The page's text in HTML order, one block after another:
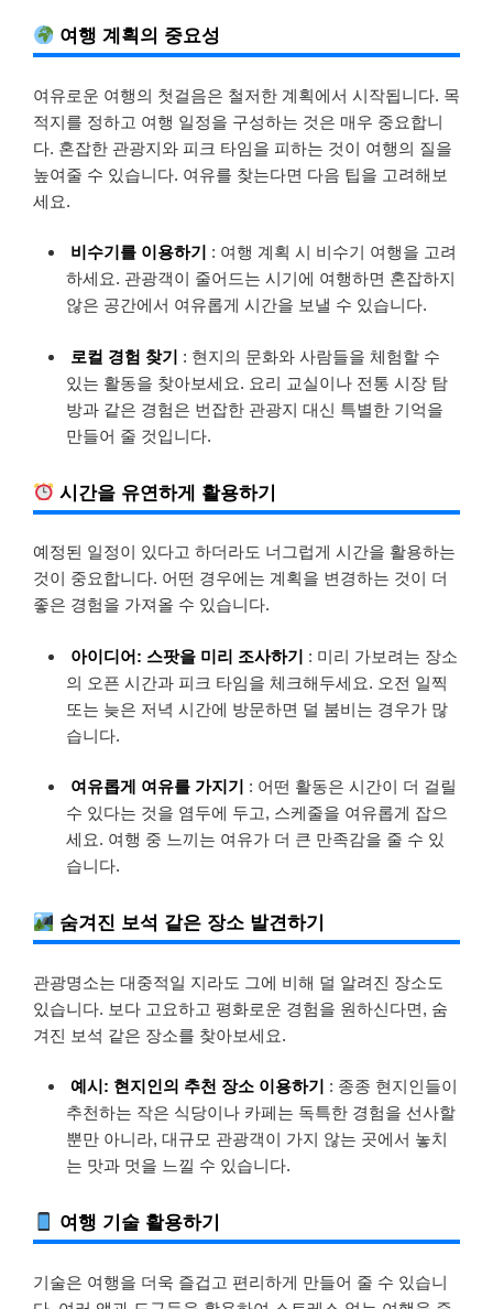
여행 계획의 중요성
여유로운 여행의 첫걸음은 철저한 계획에서 시작됩니다. 목
적지를 정하고 여행 일정을 구성하는 것은 매우 중요합니
다. 혼잡한 관광지와 피크 타임을 피하는 것이 여행의 질을
높여줄 수 있습니다. 여유를 찾는다면 다음 팁을 고려해보
세요.
비수기를 이용하기 : 여행 계획 시 비수기 여행을 고려
하세요. 관광객이 줄어드는 시기에 여행하면 혼잡하지
않은 공간에서 여유롭게 시간을 보낼 수 있습니다.
로컬 경험 찾기 : 현지의 문화와 사람들을 체험할 수
있는 활동을 찾아보세요. 요리 교실이나 전통 시장 탐
방과 같은 경험은 번잡한 관광지 대신 특별한 기억을
만들어 줄 것입니다.
시간을 유연하게 활용하기
예정된 일정이 있다고 하더라도 너그럽게 시간을 활용하는
것이 중요합니다. 어떤 경우에는 계획을 변경하는 것이 더
좋은 경험을 가져올 수 있습니다.
아이디어: 스팟을 미리 조사하기 : 미리 가보려는 장소
의 오픈 시간과 피크 타임을 체크해두세요. 오전 일찍
또는 늦은 저녁 시간에 방문하면 덜 붐비는 경우가 많
습니다.
여유롭게 여유를 가지기 : 어떤 활동은 시간이 더 걸릴
수 있다는 것을 염두에 두고, 스케줄을 여유롭게 잡으
세요. 여행 중 느끼는 여유가 더 큰 만족감을 줄 수 있
습니다.
숨겨진 보석 같은 장소 발견하기
관광명소는 대중적일 지라도 그에 비해 덜 알려진 장소도
있습니다. 보다 고요하고 평화로운 경험을 원하신다면, 숨
겨진 보석 같은 장소를 찾아보세요.
예시: 현지인의 추천 장소 이용하기 : 종종 현지인들이
추천하는 작은 식당이나 카페는 독특한 경험을 선사할
뿐만 아니라, 대규모 관광객이 가지 않는 곳에서 놓치
는 맛과 멋을 느낄 수 있습니다.
여행 기술 활용하기
기술은 여행을 더욱 즐겁고 편리하게 만들어 줄 수 있습니